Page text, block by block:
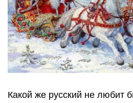
Какой же русский не любит